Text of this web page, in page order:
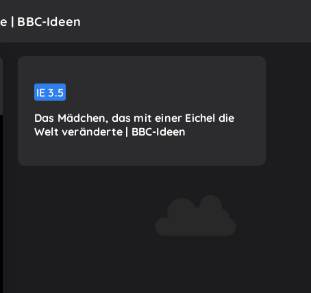
| BBC-Ideen
IE3.5
Das Mädchen, das mit einer Eichel die
Welt veränderte | BBC-Ideen